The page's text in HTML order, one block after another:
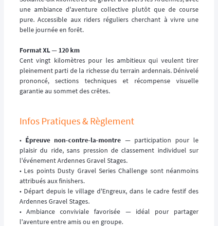
une ambiance d'aventure collective plutôt que de course
pure. Accessible aux riders réguliers cherchant à vivre une
belle journée en forêt.
Format XL — 120 km
Cent vingt kilomètres pour les ambitieux qui veulent tirer
pleinement parti de la richesse du terrain ardennais. Dénivelé
prononcé, sections techniques et récompense visuelle
garantie au sommet des crêtes.
Infos Pratiques & Règlement
• Épreuve non-contre-la-montre — participation pour le
plaisir du ride, sans pression de classement individuel sur
l'événement Ardennes Gravel Stages.
• Les points Dusty Gravel Series Challenge sont néanmoins
attribués aux finishers.
• Départ depuis le village d'Engreux, dans le cadre festif des
Ardennes Gravel Stages.
• Ambiance conviviale favorisée — idéal pour partager
l'aventure entre amis ou en groupe.